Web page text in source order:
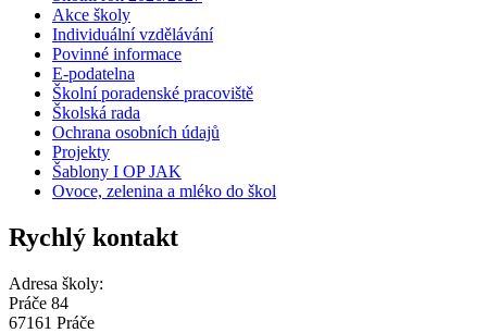
Akce školy
Individuální vzdělávání
Povinné informace
E-podatelna
Školní poradenské pracoviště
Školská rada
Ochrana osobních údajů
Projekty
Šablony I OP JAK
Ovoce, zelenina a mléko do škol
Rychlý kontakt
Adresa školy:
Práče 84
67161 Práče